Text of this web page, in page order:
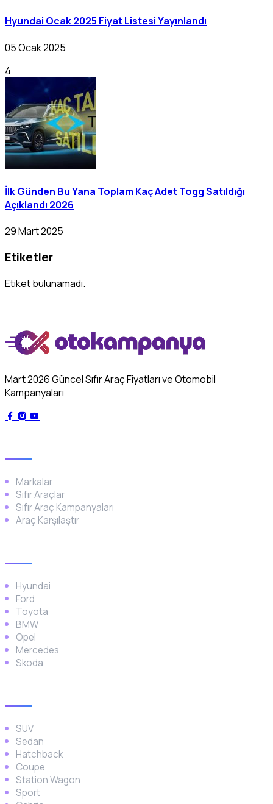
Hyundai Ocak 2025 Fiyat Listesi Yayınlandı
05 Ocak 2025
4
İlk Günden Bu Yana Toplam Kaç Adet Togg Satıldığı
Açıklandı 2026
29 Mart 2025
Etiketler
Etiket bulunamadı.
Mart 2026 Güncel Sıfır Araç Fiyatları ve Otomobil
Kampanyaları
Markalar
Sıfır Araçlar
Sıfır Araç Kampanyaları
Araç Karşılaştır
Hyundai
Ford
Toyota
BMW
Opel
Mercedes
Skoda
SUV
Sedan
Hatchback
Coupe
Station Wagon
Sport